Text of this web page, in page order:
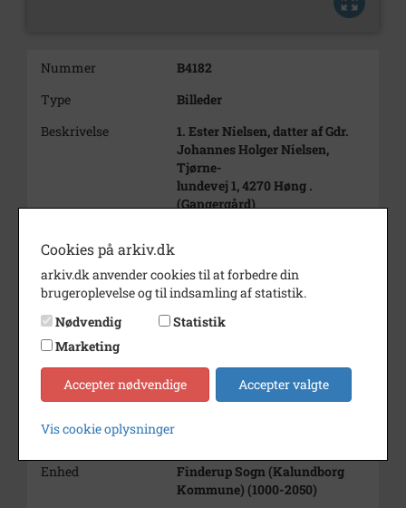
Nummer
B4182
Type
Billeder
Beskrivelse
1. Ester Nielsen, datter af Gdr.
Johannes Holger Nielsen,
Tjørne-
lundevej 1, 4270 Høng .
(Gangergård)
3. Charlotte Christiansen, datter
af Gdr. Jens Christiansen,
Tjørnelundevej 6.
Årstal
Fotograf
Ukendt
Se på kort
Type
Enhed
Finderup Sogn (Kalundborg
Kommune) (1000-2050)
Cookies på arkiv.dk
arkiv.dk anvender cookies til at forbedre din
brugeroplevelse og til indsamling af statistik.
Nødvendig
Statistik
Marketing
Accepter nødvendige Accepter valgte
Vis cookie oplysninger